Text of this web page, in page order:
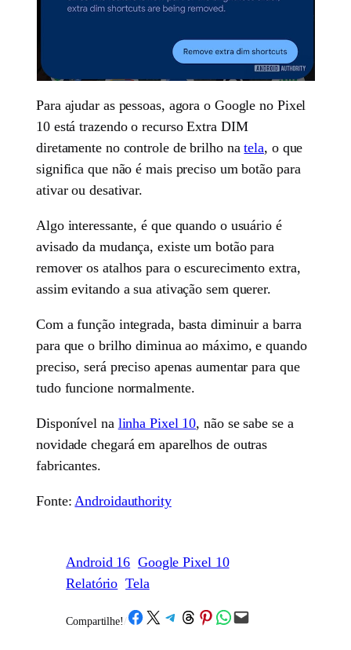
Para ajudar as pessoas, agora o Google no Pixel
10 está trazendo o recurso Extra DIM
diretamente no controle de brilho natela, o que
significa que não é mais preciso um botão para
ativar ou desativar.
Algo interessante, é que quando o usuário é
avisado da mudança, existe um botão para
remover os atalhos para o escurecimento extra,
assim evitando a sua ativação sem querer.
Com a função integrada, basta diminuir a barra
para que o brilho diminua ao máximo, e quando
preciso, será preciso apenas aumentar para que
tudo funcione normalmente.
Disponível na linha Pixel 10, não se sabe se a
novidade chegará em aparelhos de outras
fabricantes.
Fonte: Androidauthority
Android 16 Google Pixel 10
Relatório Tela
Compartilhe! /Share on Facebook
Share on X Share on Telegram
Share on Threads
Share on Pinterest
Share on WhatsApp
Email this Page